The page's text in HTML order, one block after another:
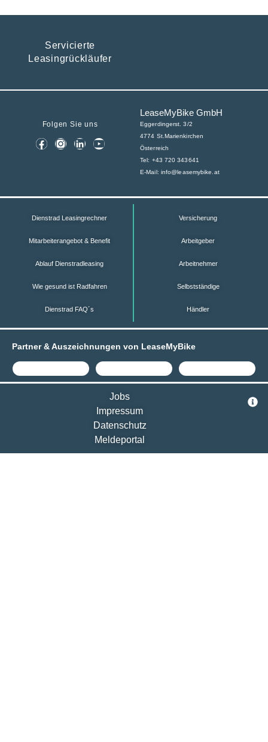
Servicierte
Leasingrückläufer
Folgen Sie uns
LeaseMyBike GmbH
Eggerdingerst. 3/2
4774 St.Marienkirchen
Österreich
Tel: +43 720 343641
E-Mail: info@leasemybike.at
Dienstrad Leasingrechner
Mitarbeiterangebot & Benefit
Ablauf Dienstradleasing
Wie gesund ist Radfahren
Dienstrad FAQ´s
Versicherung
Arbeitgeber
Arbeitnehmer
Selbstständige
Händler
Partner & Auszeichnungen von LeaseMyBike
Jobs
Impressum
Datenschutz
Meldeportal